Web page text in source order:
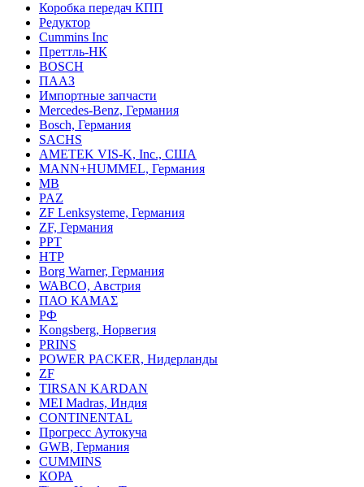
Коробка передач КПП
Редуктор
Cummins Inc
Преттль-НК
BOSCH
ПААЗ
Импортные запчасти
Mercedes-Benz, Германия
Bosch, Германия
SACHS
AMETEK VIS-K, Inc., США
MANN+HUMMEL, Германия
MB
PAZ
ZF Lenksysteme, Германия
ZF, Германия
PPT
HTP
Borg Warner, Германия
WABCO, Австрия
ПАО КАМАΣ
РФ
Kongsberg, Норвегия
PRINS
POWER PACKER, Нидерланды
ZF
TIRSAN KARDAN
MEI Madras, Индия
CONTINENTAL
Прогресс Аутокуча
GWB, Германия
CUMMINS
КОРА